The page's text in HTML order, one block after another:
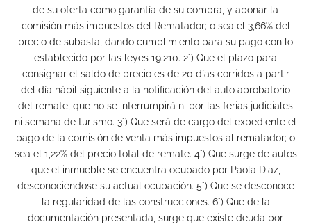
de su oferta como garantía de su compra, y abonar la
comisión más impuestos del Rematador; o sea el 3,66% del
precio de subasta, dando cumplimiento para su pago con lo
establecido por las leyes 19.210. 2°) Que el plazo para
consignar el saldo de precio es de 20 días corridos a partir
del día hábil siguiente a la notificación del auto aprobatorio
del remate, que no se interrumpirá ni por las ferias judiciales
ni semana de turismo. 3°) Que será de cargo del expediente el
pago de la comisión de venta más impuestos al rematador; o
sea el 1,22% del precio total de remate. 4°) Que surge de autos
que el inmueble se encuentra ocupado por Paola Diaz,
desconociéndose su actual ocupación. 5°) Que se desconoce
la regularidad de las construcciones. 6°) Que de la
documentación presentada, surge que existe deuda por